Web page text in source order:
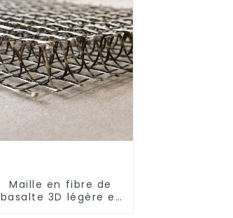
Maille en fibre de
basalte 3D légère et